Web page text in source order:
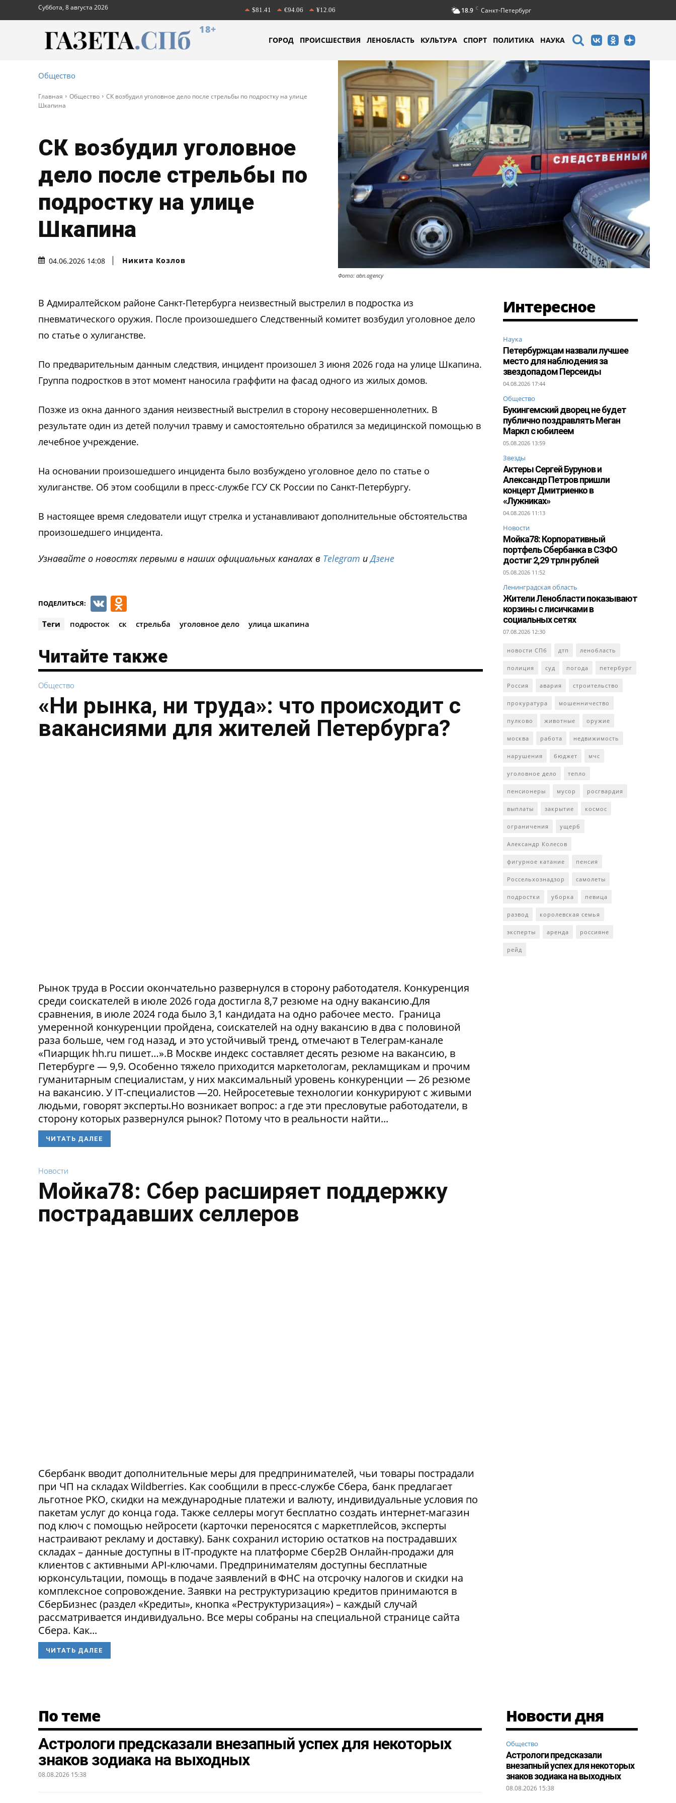
Суббота, 8 августа 2026 $81.41 €94.06 ¥12.06 18.9 C Санкт-Петербург
18+
ГОРОД ПРОИСШЕСТВИЯ ЛЕНОБЛАСТЬ КУЛЬТУРА СПОРТ ПОЛИТИКА НАУКА
Общество
Главная Общество
СК возбудил уголовное дело после стрельбы по подростку на улице
Шкапина
СК возбудил уголовное
дело после стрельбы по
подростку на улице
Шкапина
04.06.2026 14:08 Никита Козлов
Фото: abn.agency
В Адмиралтейском районе Санкт-Петербурга неизвестный выстрелил в подростка из
пневматического оружия. После произошедшего Следственный комитет возбудил уголовное дело
по статье о хулиганстве.
По предварительным данным следствия, инцидент произошел 3 июня 2026 года на улице Шкапина.
Группа подростков в этот момент наносила граффити на фасад одного из жилых домов.
Позже из окна данного здания неизвестный выстрелил в сторону несовершеннолетних. В
результате один из детей получил травму и самостоятельно обратился за медицинской помощью в
лечебное учреждение.
На основании произошедшего инцидента было возбуждено уголовное дело по статье о
хулиганстве. Об этом сообщили в пресс-службе ГСУ СК России по Санкт-Петербургу.
В настоящее время следователи ищут стрелка и устанавливают дополнительные обстоятельства
произошедшего инцидента.
Узнавайте о новостях первыми в наших официальных каналах в Telegram иДзене
ПОДЕЛИТЬСЯ: VK
Теги подросток ск стрельба уголовное дело улица шкапина
Читайте также
Общество
«Ни рынка, ни труда»: что происходит с
вакансиями для жителей Петербурга?
Рынок труда в России окончательно развернулся в сторону работодателя. Конкуренция
среди соискателей в июле 2026 года достигла 8,7 резюме на одну вакансию.Для
сравнения, в июле 2024 года было 3,1 кандидата на одно рабочее место. Граница
умеренной конкуренции пройдена, соискателей на одну вакансию в два с половиной
раза больше, чем год назад, и это устойчивый тренд, отмечают в Телеграм-канале
«Пиарщик hh.ru пишет…».В Москве индекс составляет десять резюме на вакансию, в
Петербурге — 9,9. Особенно тяжело приходится маркетологам, рекламщикам и прочим
гуманитарным специалистам, у них максимальный уровень конкуренции — 26 резюме
на вакансию. У IT-специалистов —20. Нейросетевые технологии конкурируют с живыми
людьми, говорят эксперты.Но возникает вопрос: а где эти пресловутые работодатели, в
сторону которых развернулся рынок? Потому что в реальности найти...
ЧИТАТЬ ДАЛЕЕ
Новости
Мойка78: Сбер расширяет поддержку
пострадавших селлеров
Сбербанк вводит дополнительные меры для предпринимателей, чьи товары пострадали
при ЧП на складах Wildberries. Как сообщили в пресс-службе Сбера, банк предлагает
льготное РКО, скидки на международные платежи и валюту, индивидуальные условия по
пакетам услуг до конца года. Также селлеры могут бесплатно создать интернет-магазин
под ключ с помощью нейросети (карточки переносятся с маркетплейсов, эксперты
настраивают рекламу и доставку). Банк сохранил историю остатков на пострадавших
складах – данные доступны в IT-продукте на платформе Сбер2В Онлайн-продажи для
клиентов с активными API-ключами. Предпринимателям доступны бесплатные
юрконсультации, помощь в подаче заявлений в ФНС на отсрочку налогов и скидки на
комплексное сопровождение. Заявки на реструктуризацию кредитов принимаются в
СберБизнес (раздел «Кредиты», кнопка «Реструктуризация») – каждый случай
рассматривается индивидуально. Все меры собраны на специальной странице сайта
Сбера. Как...
ЧИТАТЬ ДАЛЕЕ
Интересное
Наука
Петербуржцам назвали лучшее
место для наблюдения за
звездопадом Персеиды
04.08.2026 17:44
Общество
Букингемский дворец не будет
публично поздравлять Меган
Маркл с юбилеем
05.08.2026 13:59
Звезды
Актеры Сергей Бурунов и
Александр Петров пришли
концерт Дмитриенко в
«Лужниках»
04.08.2026 11:13
Новости
Мойка78: Корпоративный
портфель Сбербанка в СЗФО
достиг 2,29 трлн рублей
05.08.2026 11:52
Ленинградская область
Жители Ленобласти показывают
корзины с лисичками в
социальных сетях
07.08.2026 12:30
новости СПб дтп ленобласть
полиция суд погода петербург
Россия авария строительство
прокуратура мошенничество
пулково животные оружие
москва работа недвижимость
нарушения бюджет мчс
уголовное дело тепло
пенсионеры мусор росгвардия
выплаты закрытие космос
ограничения ущерб
Александр Колесов
фигурное катание пенсия
Россельхознадзор самолеты
подростки уборка певица
развод королевская семья
эксперты аренда россияне
рейд
Новости дня
Общество
Астрологи предсказали
внезапный успех для некоторых
знаков зодиака на выходных
08.08.2026 15:38
По теме
Астрологи предсказали внезапный успех для некоторых
знаков зодиака на выходных
08.08.2026 15:38